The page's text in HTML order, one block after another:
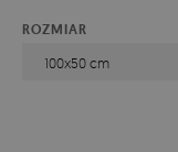
ROZMIAR
100x50 cm